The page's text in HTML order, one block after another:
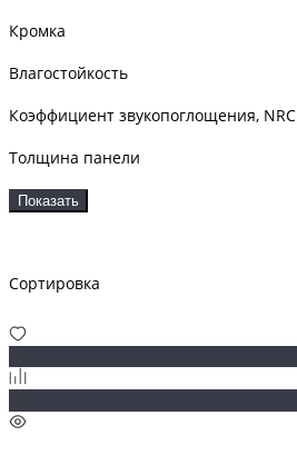
Кромка
Влагостойкость
Коэффициент звукопоглощения, NRC
Толщина панели
Показать
Сортировка